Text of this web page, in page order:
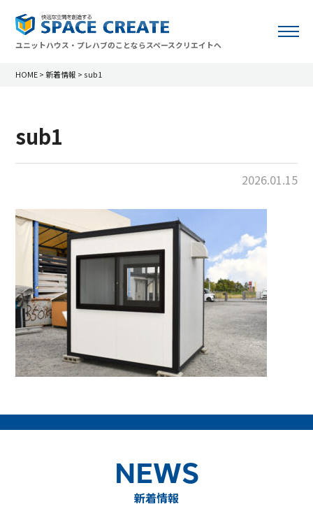
ユニットハウス・プレハブのことならスペースクリエイトへ
HOME > 新着情報 > sub1
sub1
2026.01.15
NEWS
新着情報